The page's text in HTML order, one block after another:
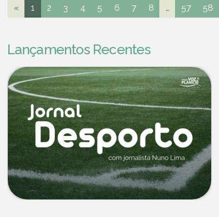
« 1 2 3 4 5 6 7 8 ... 57 58
Lançamentos Recentes